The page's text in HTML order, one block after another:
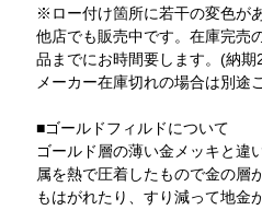
※ロー付け箇所に若干の変色が
他店でも販売中です。在庫完売
品までにお時間要します。(納期
メーカー在庫切れの場合は別途
■ゴールドフィルドについて
ゴールド層の薄い金メッキと違
属を熱で圧着したもので金の層
もはがれたり、すり減って地金